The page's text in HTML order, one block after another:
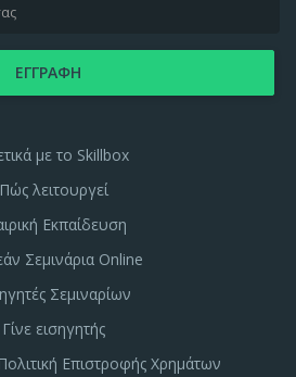
με το Skillbox
Πώς λειτουργεί
Εκπαίδευση
Σεμινάρια Online
Σεμιναρίων
Γίνε εισηγητής
Επιστροφής Χρημάτων